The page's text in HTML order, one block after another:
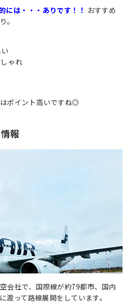
には・・・ありです！！ おすすめ
。
ゃれ
ポイント高いですね◎
報
会社で、国際線が約79都市、国内
って路線展開をしています。